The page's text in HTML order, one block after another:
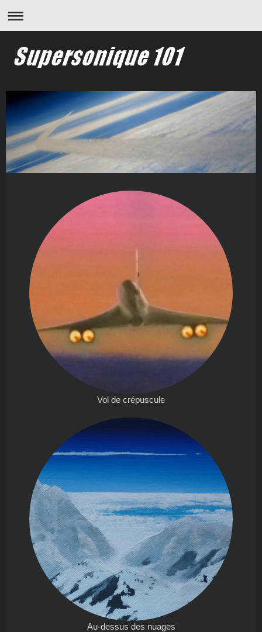
Vol de crépuscule
Au-dessus des nuages